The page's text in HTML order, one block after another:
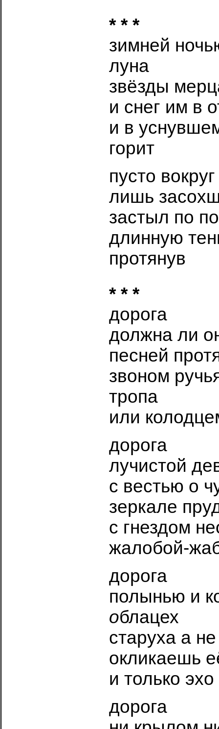
* * *
зимней
луна
звёзды
и снег им в
и в
горит
пусто вокруг
лишь
застыл по
длинную
протянув
* * *
дорога
должна ли
песней
звоном
тропа
или
дорога
лучистой
с вестью о
зеркале
с гнездом
жалобой-
дорога
полынью и
облацех
старуха а
окликаешь
и только эхо
дорога